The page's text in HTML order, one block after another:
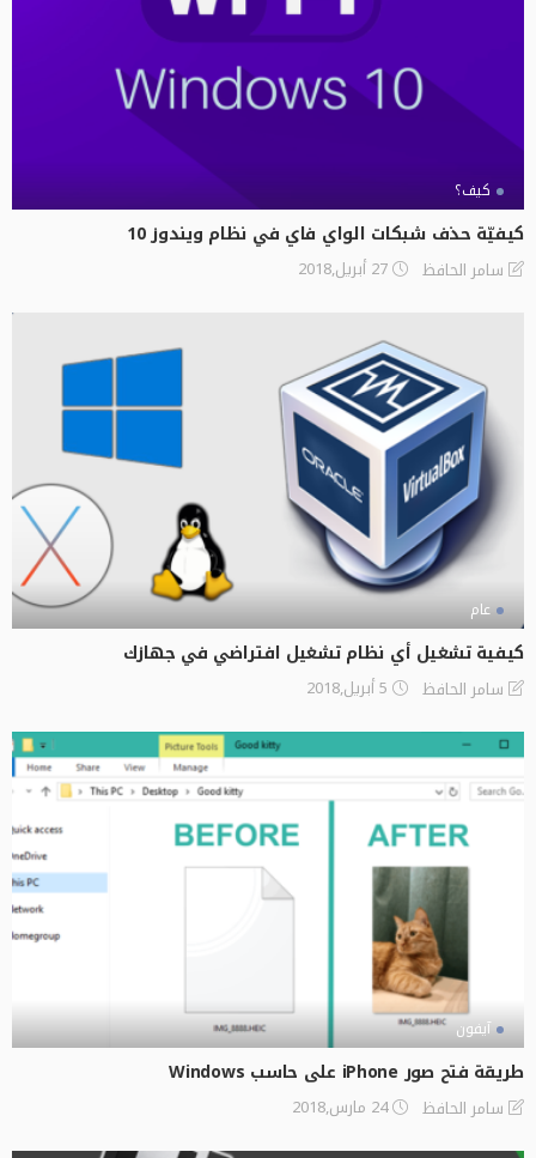
كيف؟
كيفيّة حذف شبكات الواي فاي في نظام ويندوز 10
سامر الحافظ 27 أبريل,2018
عام
كيفية تشغيل أي نظام تشغيل افتراضي في جهازك
سامر الحافظ 5 أبريل,2018
آيفون
طريقة فتح صور iPhone على حاسب Windows
سامر الحافظ 24 مارس,2018